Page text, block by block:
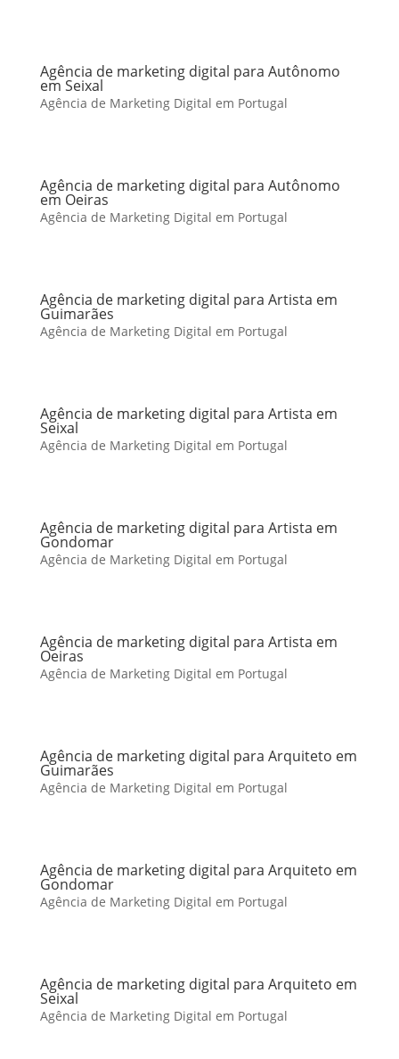
Agência de marketing digital para Autônomo
em Seixal
Agência de Marketing Digital em Portugal
Agência de marketing digital para Autônomo
em Oeiras
Agência de Marketing Digital em Portugal
Agência de marketing digital para Artista em
Guimarães
Agência de Marketing Digital em Portugal
Agência de marketing digital para Artista em
Seixal
Agência de Marketing Digital em Portugal
Agência de marketing digital para Artista em
Gondomar
Agência de Marketing Digital em Portugal
Agência de marketing digital para Artista em
Oeiras
Agência de Marketing Digital em Portugal
Agência de marketing digital para Arquiteto em
Guimarães
Agência de Marketing Digital em Portugal
Agência de marketing digital para Arquiteto em
Gondomar
Agência de Marketing Digital em Portugal
Agência de marketing digital para Arquiteto em
Seixal
Agência de Marketing Digital em Portugal